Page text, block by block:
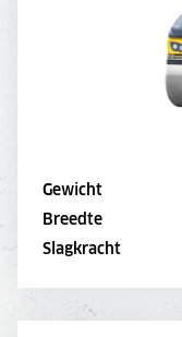
Gewicht
Breedte
Slagkracht